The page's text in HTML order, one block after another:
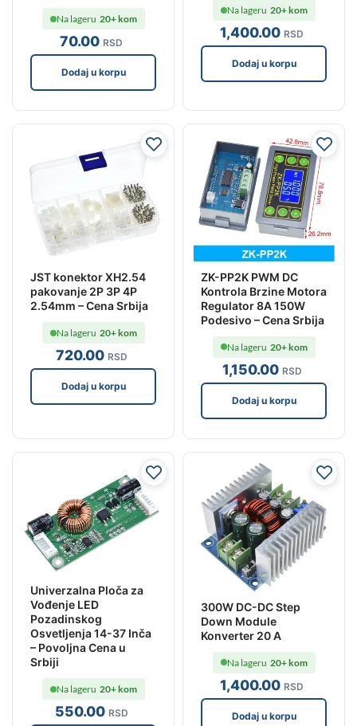
70.00 RSD
Na lageru 20+ kom
Dodaj u korpu
1,400.00 RSD
Na lageru 20+ kom
Dodaj u korpu
JST konektor XH2.54
pakovanje 2P 3P 4P
2.54mm – Cena Srbija
720.00 RSD
Na lageru 20+ kom
Dodaj u korpu
ZK-PP2K PWM DC
Kontrola Brzine Motora
Regulator 8A 150W
Podesivo – Cena Srbija
1,150.00 RSD
Na lageru 20+ kom
Dodaj u korpu
Univerzalna Ploča za
Vođenje LED
Pozadinskog
Osvetljenja 14-37 Inča
– Povoljna Cena u
Srbiji
550.00 RSD
Na lageru 20+ kom
300W DC-DC Step
Down Module
Konverter 20 A
1,400.00 RSD
Na lageru 20+ kom
Dodaj u korpu